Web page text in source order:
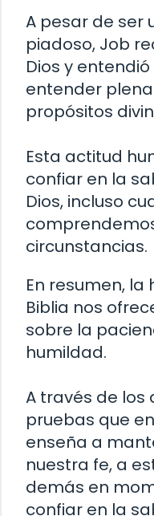
A pesar de ser
piadoso, Job
Dios y
entender
propósitos
Esta actitud
confiar en la
Dios, incluso
circunstancias.
En resumen, la
Biblia nos
sobre la
humildad.
A través de los
pruebas que
enseña a
nuestra fe, a
demás en
confiar en la